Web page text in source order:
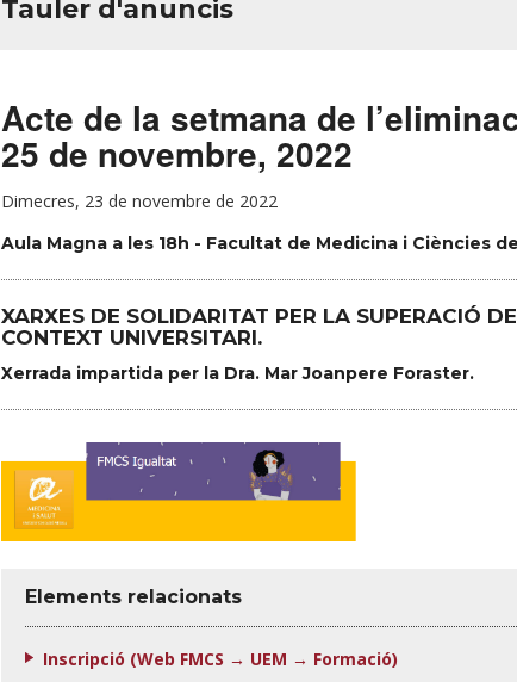
Tauler d'anuncis
Acte de la setmana de
25 de novembre, 2022
Dimecres, 23 de novembre de 2022
Aula Magna a les 18h - Facultat de Medicina i Ciències
XARXES DE SOLIDARITAT PER LA SUPERACIÓ
CONTEXT UNIVERSITARI.
Xerrada impartida per la Dra. Mar Joanpere Foraster.
Elements relacionats
Inscripció (Web FMCS → UEM → Formació)